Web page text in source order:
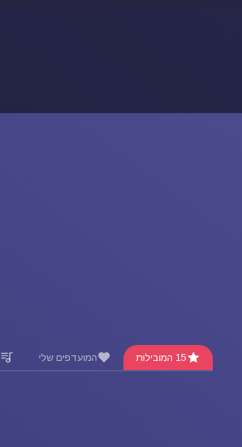
15 המובילות המועדפים שלי